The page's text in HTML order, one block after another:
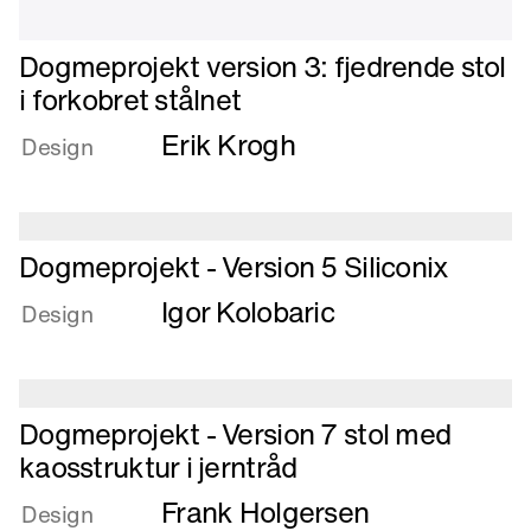
Læs
mere
om
Dogmeprojekt
version
stol
i
forkobret
Dogmeprojekt version 3: fjedrende stol
i forkobret stålnet
Design Erik Krogh
Læs
mere
om
5
Siliconix
Dogmeprojekt - Version 5 Siliconix
Design Igor Kolobaric
Læs
mere
om
Dogmeprojekt
Dogmeprojekt - Version 7 stol med
kaosstruktur i jerntråd
Design Frank Holgersen